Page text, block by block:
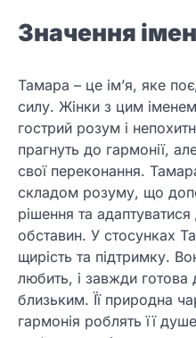
Значення
Тамара – це ім’я, яке
силу. Жінки з цим
гострий розум і
прагнуть до гармонії,
свої переконання.
складом розуму, що
рішення та
обставин. У стосунках
щирість та підтримку.
любить, і завжди готова
близьким. Її природна
гармонія роблять її